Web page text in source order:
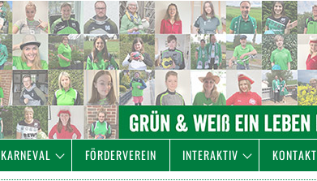
KARNEVAL FÖRDERVEREIN INTERAKTIV KONTAKT